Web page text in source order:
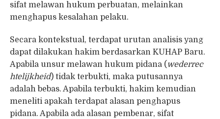
sifat melawan hukum perbuatan, melainkan
menghapus kesalahan pelaku.
Secara kontekstual, terdapat urutan analisis yang
dapat dilakukan hakim berdasarkan KUHAP Baru.
Apabila unsur melawan hukum pidana ( wederrec
htelijkheid) tidak terbukti, maka putusannya
adalah bebas. Apabila terbukti, hakim kemudian
meneliti apakah terdapat alasan penghapus
pidana. Apabila ada alasan pembenar, sifat